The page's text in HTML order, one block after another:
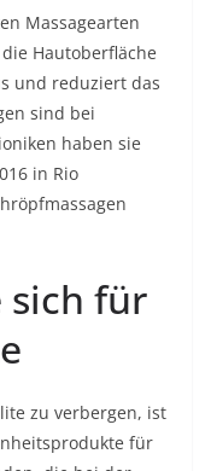
Massagearten
Hautoberfläche
und reduziert das
sind bei
haben sie
in Rio
sich für
zu verbergen, ist
für